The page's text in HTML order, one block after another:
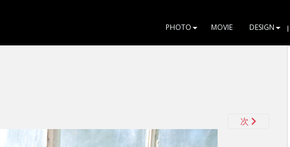
PHOTO MOVIE DESIGN
次